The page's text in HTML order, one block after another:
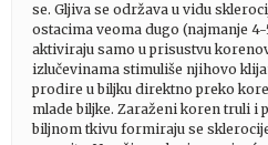
se. Gljiva se održava u vidu
ostacima veoma dugo (najmanje
aktiviraju samo u prisustvu
izlučevinama stimuliše njihovo
prodire u biljku direktno preko
mlade biljke. Zaraženi koren truli i
biljnom tkivu formiraju se